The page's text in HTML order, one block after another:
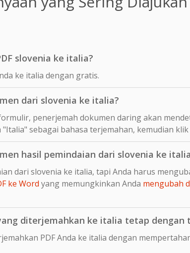
slovenia ke italia?
ke italia dengan gratis.
dari slovenia ke italia?
penerjemah dokumen daring akan
sebagai bahasa terjemahan, kemudian
hasil pemindaian dari slovenia ke
dari slovenia ke italia, tapi Anda harus
ke Word yang memungkinkan Anda mengubah
diterjemahkan ke italia tetap dengan
PDF Anda ke italia dengan